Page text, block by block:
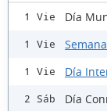
1 Vie Día
1 Vie
1 Vie Día
2 Sáb Día